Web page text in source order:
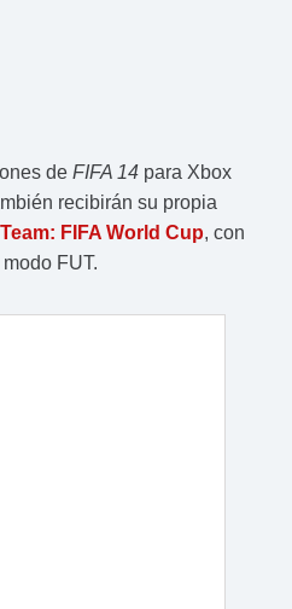
de FIFA 14 para Xbox
recibirán su propia
FIFA World Cup, con
FUT.